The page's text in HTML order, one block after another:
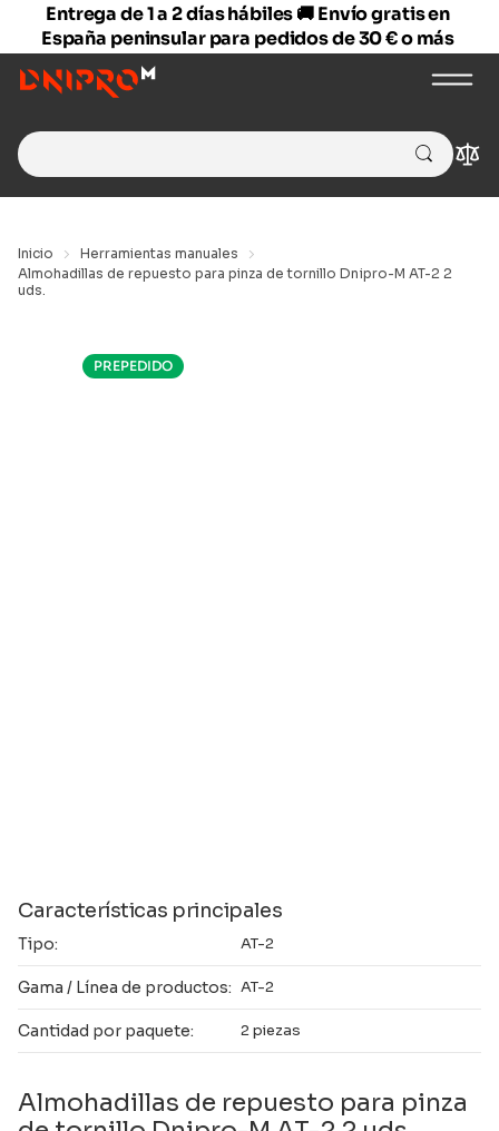
Entrega de 1 a 2 días hábiles 🚚 Envío gratis en
España peninsular para pedidos de 30 € o más
Search
for:
Inicio
Herramientas manuales
Almohadillas de repuesto para pinza de tornillo Dnipro-M AT-2 2
uds.
PREPEDIDO
Características principales
Tipo: AT-2
Gama / Línea de productos: AT-2
Cantidad por paquete: 2 piezas
Almohadillas de repuesto para pinza